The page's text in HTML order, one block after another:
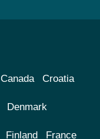
Canada Croatia
Denmark
Finland France